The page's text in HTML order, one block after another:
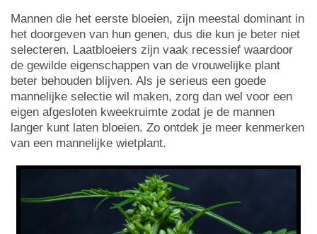
Mannen die het eerste bloeien, zijn meestal dominant in
het doorgeven van hun genen, dus die kun je beter niet
selecteren. Laatbloeiers zijn vaak recessief waardoor
de gewilde eigenschappen van de vrouwelijke plant
beter behouden blijven. Als je serieus een goede
mannelijke selectie wil maken, zorg dan wel voor een
eigen afgesloten kweekruimte zodat je de mannen
langer kunt laten bloeien. Zo ontdek je meer kenmerken
van een mannelijke wietplant.